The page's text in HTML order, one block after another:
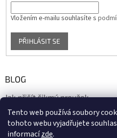
Tento web používá soubory
tohoto webu vyjadřujete
informacízde.
Vložením e-mailu souhlasíte s
PŘIHLÁSIT SE
BLOG
Jak přišít šikmý proužek
17.10.2020